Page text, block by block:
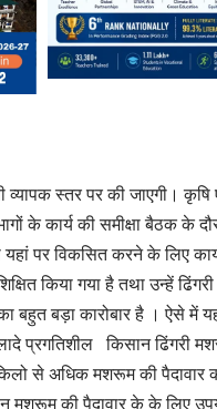
स्तर पर की जाएगी। कृषि
के कार्य की समीक्षा बैठक के
पर विकसित करने के लिए
किया गया है तथा उन्हें
का बहुत बड़ा कारोबार है । ऐसे
प्रगतिशील किसान ढिंगरी
से अधिक मशरूम की पैदावार
मशरूम की पैदावार के के लिए